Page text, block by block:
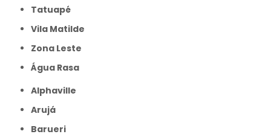
Tatuapé
Vila Matilde
Zona Leste
Água Rasa
Alphaville
Arujá
Barueri